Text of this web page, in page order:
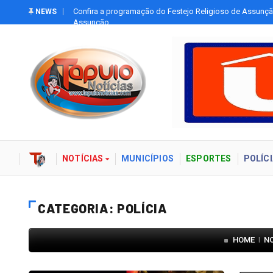
NEWS
Confira a programação do Festejo Religioso de
Assunção
NOTÍCIAS MUNICÍPIOS ESPORTES
CATEGORIA: POLÍCIA
HOME